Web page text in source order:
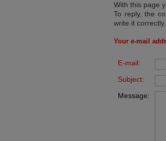
With this page
To reply, the
write it correctly.
Your e-mail
E-mail:
Subject:
Message: